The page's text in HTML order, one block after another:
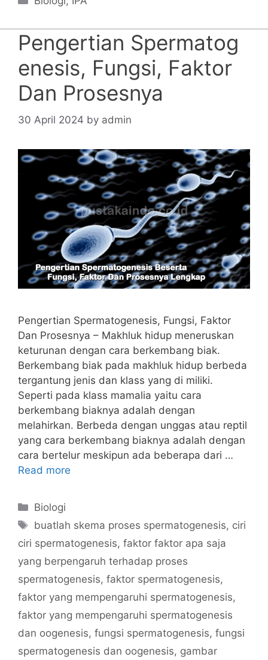
Pengertian Spermatog
enesis, Fungsi, Faktor
Dan Prosesnya
30 April 2024 by admin
Pengertian Spermatogenesis, Fungsi, Faktor
Dan Prosesnya – Makhluk hidup meneruskan
keturunan dengan cara berkembang biak.
Berkembang biak pada makhluk hidup berbeda
tergantung jenis dan klass yang di miliki.
Seperti pada klass mamalia yaitu cara
berkembang biaknya adalah dengan
melahirkan. Berbeda dengan unggas atau reptil
yang cara berkembang biaknya adalah dengan
cara bertelur meskipun ada beberapa dari …
Read more
Categories
Biologi
Tags
buatlah skema proses spermatogenesis, ciri
ciri spermatogenesis, faktor faktor apa saja
yang berpengaruh terhadap proses
spermatogenesis, faktor spermatogenesis,
faktor yang mempengaruhi spermatogenesis,
faktor yang mempengaruhi spermatogenesis
dan oogenesis, fungsi spermatogenesis, fungsi
spermatogenesis dan oogenesis, gambar